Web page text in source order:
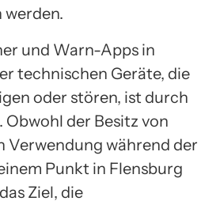
werden.
und Warn-Apps in
technischen Geräte, die
oder stören, ist durch
Obwohl der Besitz von
Verwendung während der
Punkt in Flensburg
Ziel, die